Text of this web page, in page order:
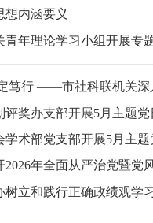
想内涵要义
理论学习小组开展专题学习活
入学习贯彻习近平总书记就推动哲学社会科学高质量发展作出的重要指
奖办支部开展5月主题党日活
术部党支部开展5月主题党日
全面从严治党暨党风廉政建设工作会
和践行正确政绩观学习教育读书